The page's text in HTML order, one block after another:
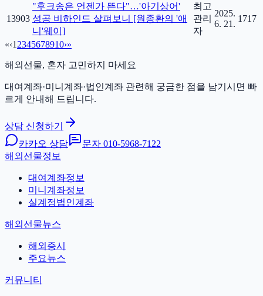
13903
"후크송은 언젠가 뜬다"…'아기상어'
성공 비하인드 살펴보니 [원종환의 '애
니'웨이]
최고
관리
자
2025.
6. 21.
1717
«‹1 2345678910›»
해외선물, 혼자 고민하지 마세요
대여계좌·미니계좌·법인계좌 관련해 궁금한 점을 남기시면 빠
르게 안내해 드립니다.
상담 신청하기
카카오 상담
문자 010-5968-7122
해외선물정보
대여계좌정보
미니계좌정보
실계정법인계좌
해외선물뉴스
해외증시
주요뉴스
커뮤니티